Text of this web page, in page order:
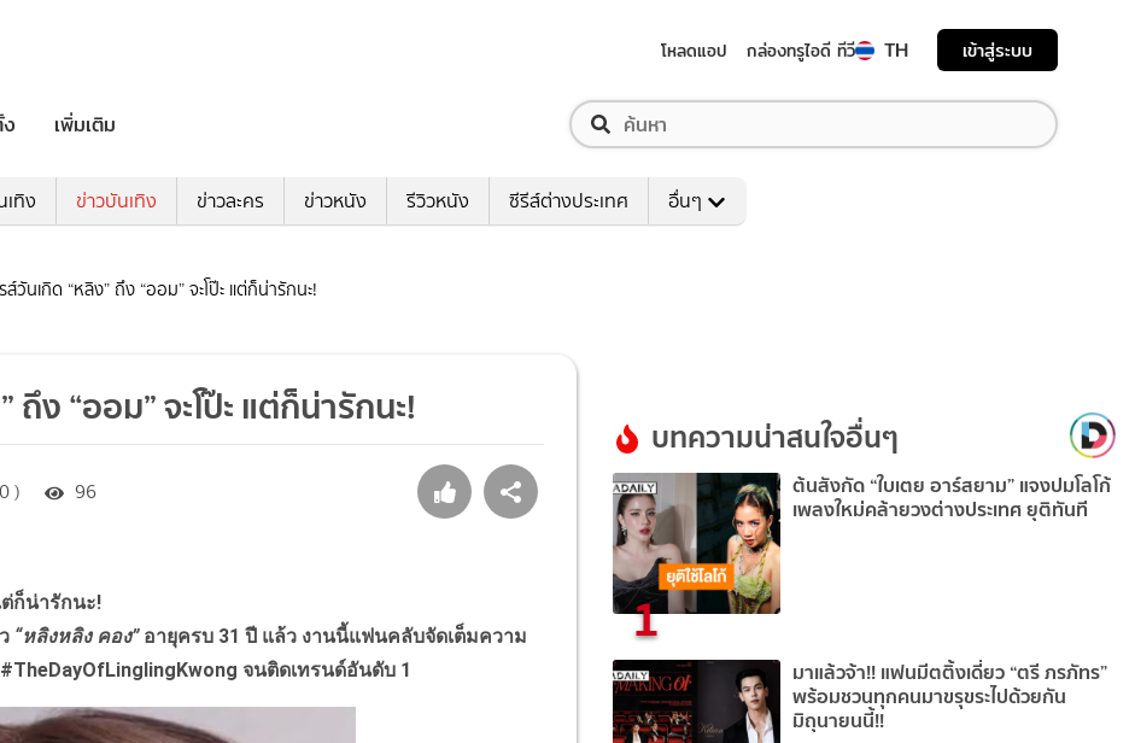
โหลดแอป กล่องทรูไอดี ทีวี TH เข้าสู่ระบบ
เพิ่มเติม
ทิง ข่าวบันเทิง ข่าวละคร ข่าวหนัง รีวิวหนัง ซีรีส์ต่างประเทศ อื่นๆ
ส์วันเกิด “หลิง” ถึง “ออม” จะโป๊ะ แต่ก็น่ารักนะ!
ง “ออม” จะโป๊ะ แต่ก็น่ารักนะ!
) 96
ต่ก็น่ารักนะ!
“หลิงหลิง คอง”อายุครบ 31 ปี แล้ว งานนี้แฟนคลับจัดเต็มความ
จนติดเทรนด์อันดับ 1
บทความน่าสนใจอื่นๆ
1
ต้นสังกัด “ใบเตย อาร์สยาม” แจงปมโลโก้
เพลงใหม่คล้ายวงต่างประเทศ ยุติทันที
มาแล้วจ้า!! แฟนมีตติ้งเดี่ยว “ตรี ภรภัทร”
พร้อมชวนทุกคนมาขรุขระไปด้วยกัน
มิถุนายนนี้!!